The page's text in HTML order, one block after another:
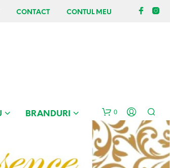
CONTACT CONTUL MEU
BRANDURI 0